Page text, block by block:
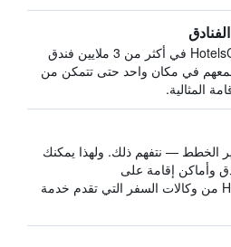
يبحث HotelsCombined في أكثر من 3 ملايين فندق
في مكان واحد حتى تتمكن من
المثالية.
الخطط — نتفهم ذلك. ولهذا يمكنك
وأماكن إقامة على
HotelsCombined من وكالات السفر التي تقدم خدمة